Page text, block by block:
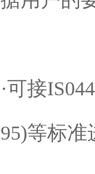
·可接
95)等标